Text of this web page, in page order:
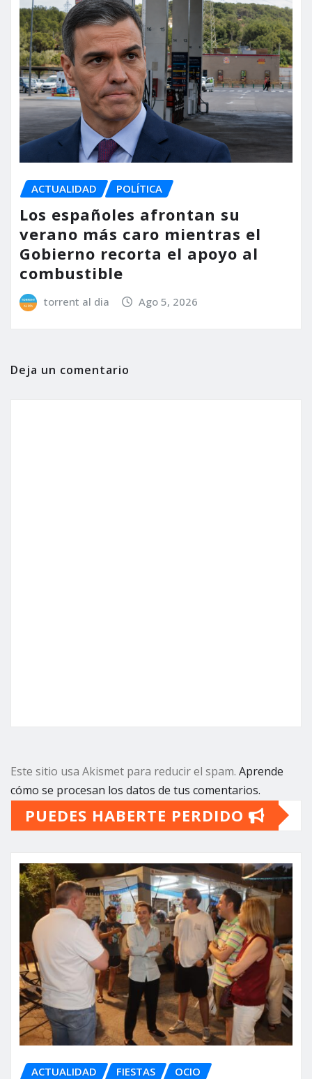
ACTUALIDAD POLÍTICA
Los españoles afrontan su
verano más caro mientras el
Gobierno recorta el apoyo al
combustible
torrent al dia Ago 5, 2026
Deja un comentario
Este sitio usa Akismet para reducir el spam. Aprende
cómo se procesan los datos de tus comentarios.
PUEDES HABERTE PERDIDO
ACTUALIDAD FIESTAS OCIO